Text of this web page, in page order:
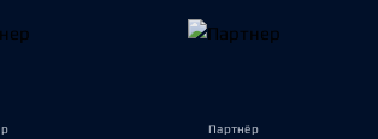
Партнёр